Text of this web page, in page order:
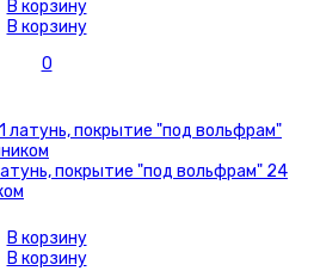
В корзину
В корзину
0
покрытие "под вольфрам" 24
В корзину
В корзину